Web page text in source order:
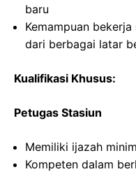
baru
Kemampuan
dari berbagai latar
Kualifikasi Khusus:
Petugas Stasiun
Memiliki ijazah
Kompeten dalam